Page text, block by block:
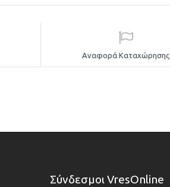
Αναφορά Καταχώρησης
Σύνδεσμοι VresOnline